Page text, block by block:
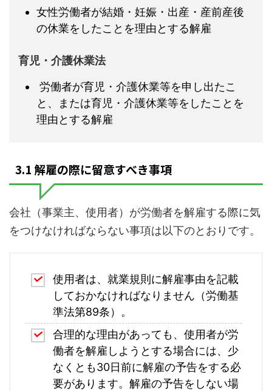
女性労働者が結婚・妊娠・出産・産前産後
の休業をしたことを理由とする解雇
育児・介護休業法
労働者が育児・介護休業等を申し出たこ
と、または育児・介護休業等をしたことを
理由とする解雇
3.1 解雇の際に留意すべき事項
会社（事業主、使用者）が労働者を解雇する際に気
をつけなければならない事項は以下のとおりです。
使用者は、就業規則に解雇事由を記載
しておかなければなりません（労働基
準法第89条）。
合理的な理由があっても、使用者が労
働者を解雇しようとする場合には、少
なくとも30日前に解雇の予告をする必
要があります。解雇の予告をしない場